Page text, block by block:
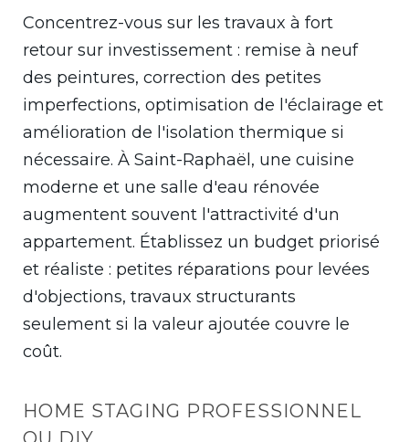
Concentrez-vous sur les travaux à fort
retour sur investissement : remise à neuf
des peintures, correction des petites
imperfections, optimisation de l'éclairage et
amélioration de l'isolation thermique si
nécessaire. À Saint-Raphaël, une cuisine
moderne et une salle d'eau rénovée
augmentent souvent l'attractivité d'un
appartement. Établissez un budget priorisé
et réaliste : petites réparations pour levées
d'objections, travaux structurants
seulement si la valeur ajoutée couvre le
coût.
HOME STAGING PROFESSIONNEL